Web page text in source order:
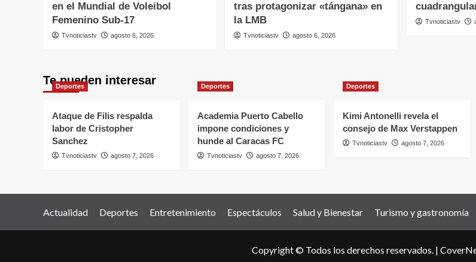
en el Mundial de Voleibol
Femenino Sub-17
Tvnoticiastv agosto 6, 2026
tras protagonizar «tángana» en
la LMB
Tvnoticiastv agosto 6, 2026
Tvnoticiastv
Te pueden interesar
Deportes
Ataque de Filis respalda
labor de Cristopher
Sanchez
Tvnoticiastv agosto 7, 2026
Deportes
Academia Puerto Cabello
impone condiciones y
hunde al Caracas FC
Tvnoticiastv agosto 7, 2026
Deportes
Kimi Antonelli revela el
consejo de Max Verstappen
Tvnoticiastv agosto 7, 2026
Actualidad Deportes Entretenimiento Espectáculos Salud y Bienestar Turismo y gastronomía
Copyright © Todos los derechos reservados. |